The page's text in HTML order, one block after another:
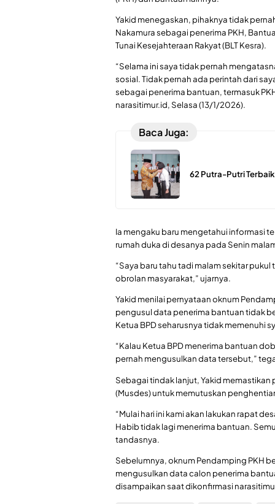
Yakid menegaskan, pihaknya tidak
Nakamura sebagai penerima PKH,
Tunai Kesejahteraan Rakyat (BLT Kesra).
“Selama ini saya tidak pernah
sosial. Tidak pernah ada perintah dari
sebagai penerima bantuan, termasuk
narasitimur.id, Selasa (13/1/2026).
Baca Juga:
62 Putra-Putri
Ia mengaku baru mengetahui informasi
rumah duka di desanya pada Senin
“Saya baru tahu tadi malam sekitar
obrolan masyarakat,” ujarnya.
Yakid menilai pernyataan oknum
pengusul data penerima bantuan tidak
Ketua BPD seharusnya tidak memenuhi
“Kalau Ketua BPD menerima bantuan
pernah mengusulkan data tersebut,”
Sebagai tindak lanjut, Yakid
(Musdes) untuk memutuskan
“Mulai hari ini kami akan lakukan rapat
Habib tidak lagi menerima bantuan.
tandasnya.
Sebelumnya, oknum Pendamping PKH
mengusulkan data calon penerima
disampaikan saat dikonfirmasi